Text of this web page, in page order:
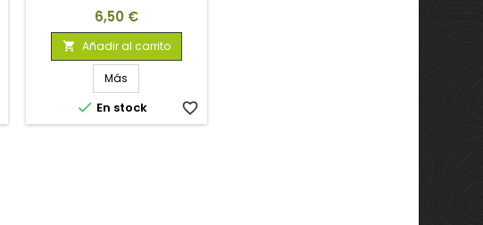
Precio
6,50 €
 Añadir al carrito
Más
 En stock favorite_border